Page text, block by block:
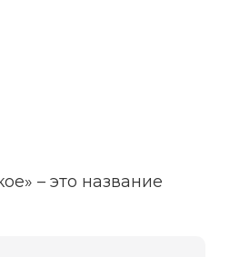
– это название